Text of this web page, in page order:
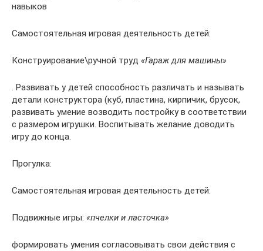
навыков
Самостоятельная игровая деятельность детей:
Конструирование\ручной труд «Гараж для машины»
. Развивать у детей способность различать и называть
детали конструктора (куб, пластина, кирпичик, брусок,
развивать умение возводить постройку в соответствии
с размером игрушки. Воспитывать желание доводить
игру до конца.
Прогулка:
Самостоятельная игровая деятельность детей:
Подвижные игры: «пчелки и ласточка»
формировать умения согласовывать свои действия с